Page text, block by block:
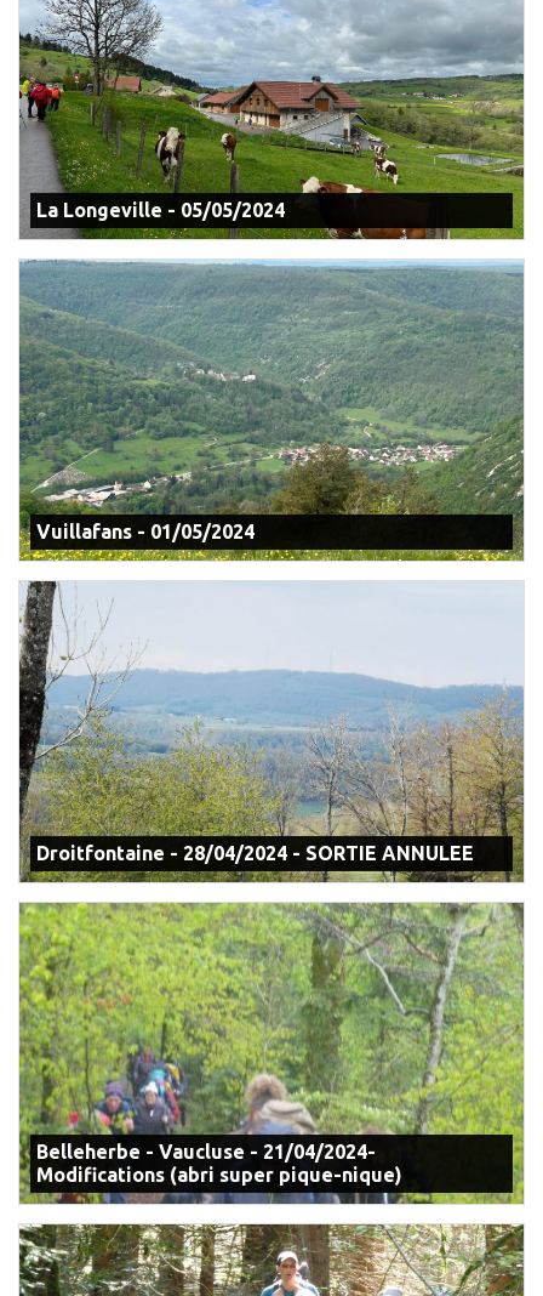
La Longeville - 05/05/2024
Vuillafans - 01/05/2024
Droitfontaine - 28/04/2024 - SORTIE ANNULEE
Belleherbe - Vaucluse - 21/04/2024-
Modifications (abri super pique-nique)